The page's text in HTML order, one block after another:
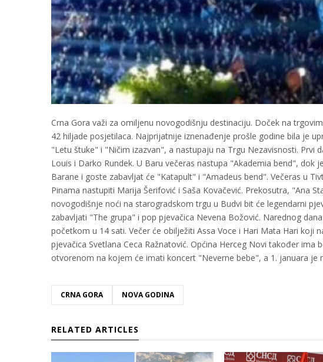
Crna Gora važi za omiljenu novogodišnju destinaciju. Doček na
42 hiljade posjetilaca. Najprijatnije iznenađenje prošle godine bila je
"Letu štuke" i "Ničim izazvan", a nastupaju na Trgu Nezavisnosti.
Louis i Darko Rundek. U Baru večeras nastupa "Akademia bend", dok
Barane i goste zabavljat će "Katapult" i "Amadeus bend". Večeras u
Pinama nastupiti Marija Šerifović i Saša Kovačević. Prekosutra, "Ana
novogodišnje noći na starogradskom trgu u Budvi bit će legendarni
zabavljati "The grupa" i pop pjevačica Nevena Božović. Narednog
početkom u 14 sati. Večer će obilježiti Assa Voce i Hari Mata Hari koji
pjevačica Svetlana Ceca Ražnatović. Općina Herceg Novi također ima
otvorenom na kojem će imati koncert "Neverne bebe", a 1. januara je
CRNA GORA NOVA GODINA
RELATED ARTICLES